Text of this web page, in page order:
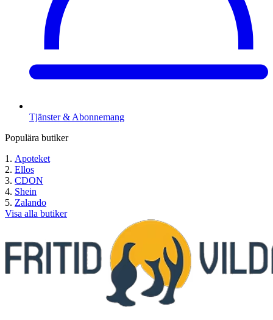
Tjänster & Abonnemang
Populära butiker
Apoteket
Ellos
CDON
Shein
Zalando
Visa alla butiker